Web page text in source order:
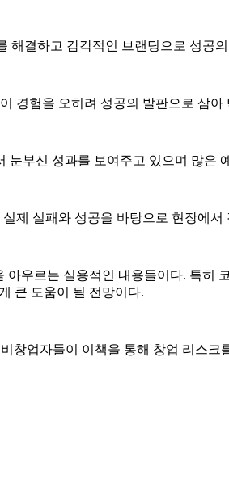
결하고 감각적인 브랜딩으로 성공
경험을 오히려 성공의 발판으로 삼
눈부신 성과를 보여주고 있으며 많
제 실패와 성공을 바탕으로 현장에
우르는 실용적인 내용들이다. 특히
큰 도움이 될 전망이다.
창업자들이 이책을 통해 창업 리스